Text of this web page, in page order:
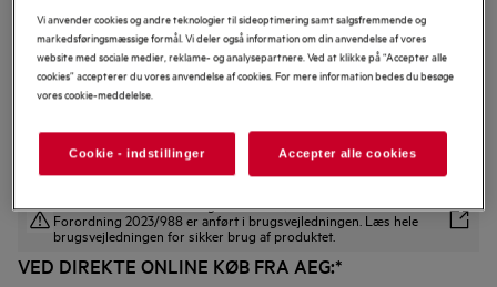
M9YHODB2
Uldbolde til tørretumbling
0 (0)
Sikkerhedsinstruktioner og sikkerhedsadvarsler i henhold til EU
Forordning 2023/988 er anført i brugsvejledningen. Læs hele
brugsvejledningen for sikker brug af produktet.
VED DIREKTE ONLINE KØB FRA AEG:*
Vi anvender cookies og andre teknologier til sideoptimering samt salgsfremmende og
markedsføringsmæssige formål. Vi deler også information om din anvendelse af vores
website med sociale medier, reklame- og analysepartnere. Ved at klikke på “Accepter alle
cookies” accepterer du vores anvendelse af cookies. For mere information bedes du besøge
vores cookie-meddelelse.
Cookie - indstillinger Accepter alle cookies